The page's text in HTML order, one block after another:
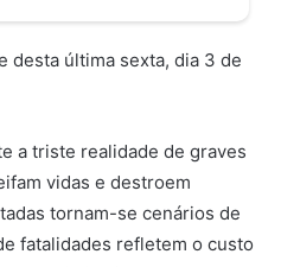
desta última sexta, dia 3 de
a triste realidade de graves
vidas e destroem
tornam-se cenários de
fatalidades refletem o custo